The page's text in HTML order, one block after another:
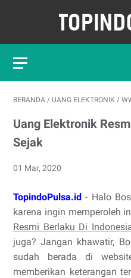
BERANDA / UANG ELEKTRONIK /
Uang Elektronik
Sejak
01 Mar, 2020
TopindoPulsa.id - Halo
karena ingin memperoleh
Resmi Berlaku Di
juga? Jangan khawatir,
sudah berada di
memberikan keterangan